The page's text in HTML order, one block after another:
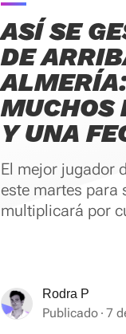
ASÍ SE
DE
MUCHOS
Y UNA
El mejor jugador
este martes para
multiplicará por
Rodra P
Publicado 7